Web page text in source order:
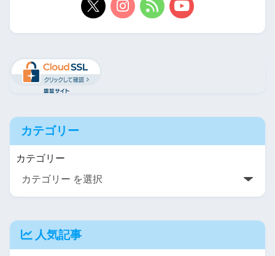
カテゴリー
カテゴリー
人気記事